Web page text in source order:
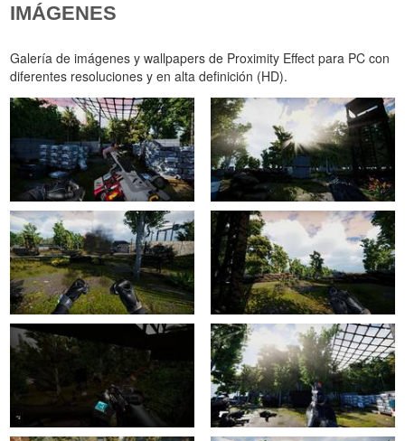
IMÁGENES
Galería de imágenes y wallpapers de Proximity Effect para PC con
diferentes resoluciones y en alta definición (HD).